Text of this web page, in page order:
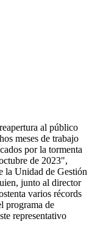
al público
meses de trabajo
por la tormenta
de 2023",
la Unidad de Gestión
junto al director
varios récords
programa de
representativo